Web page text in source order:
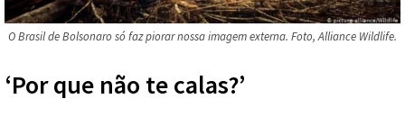
O Brasil de Bolsonaro só faz piorar nossa imagem externa. Foto, Alliance Wildlife.
‘Por que não te calas?’